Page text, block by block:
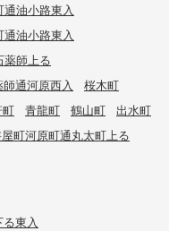
油小路東入
油小路東入
薬師上る
通河原西入
桜木町
町 青龍町 鶴山町
出水町
町河原町通丸太町上る
東入